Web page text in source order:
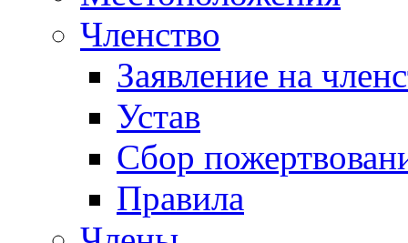
Членство
Заявление на
Устав
Сбор
Правила